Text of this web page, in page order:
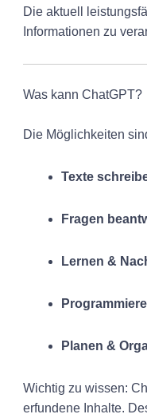
Die aktuell
Informationen zu
Was kann ChatGPT?
Die Möglichkeiten
Texte
Fragen
Lernen &
Planen &
Wichtig zu wissen:
erfundene Inhalte.